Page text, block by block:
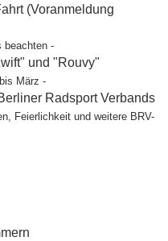
(Voranmeldung
beachten -
und "Rouvy"
März -
Radsport Verbands
Feierlichkeit und weitere BRV-